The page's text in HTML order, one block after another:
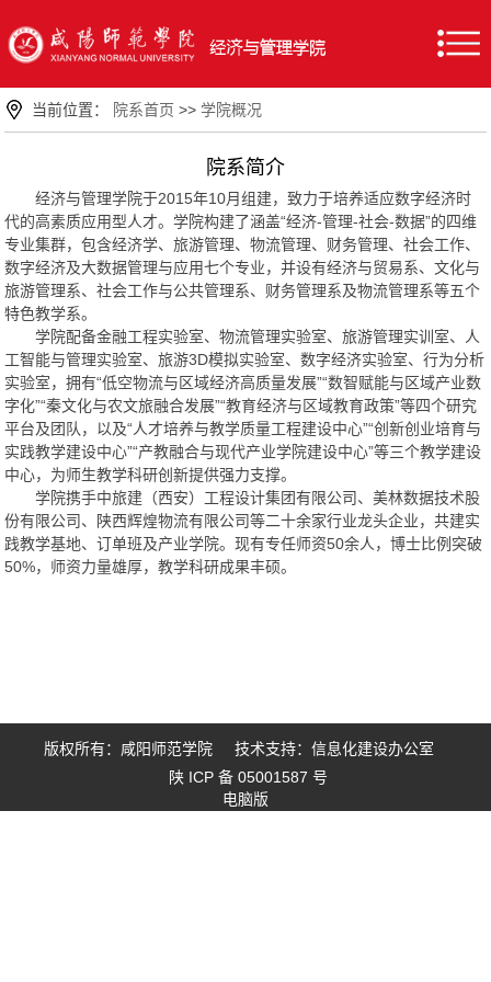
当前位置： 院系首页 >>学院概况
院系简介
经济与管理学院于2015年10月组建，致力于培养适应数字经济时
代的高素质应用型人才。学院构建了涵盖“经济-管理-社会-数据”的四维
专业集群，包含经济学、旅游管理、物流管理、财务管理、社会工作、
数字经济及大数据管理与应用七个专业，并设有经济与贸易系、文化与
旅游管理系、社会工作与公共管理系、财务管理系及物流管理系等五个
特色教学系。
学院配备金融工程实验室、物流管理实验室、旅游管理实训室、人
工智能与管理实验室、旅游3D模拟实验室、数字经济实验室、行为分析
实验室，拥有“低空物流与区域经济高质量发展”“数智赋能与区域产业数
字化”“秦文化与农文旅融合发展”“教育经济与区域教育政策”等四个研究
平台及团队，以及“人才培养与教学质量工程建设中心”“创新创业培育与
实践教学建设中心”“产教融合与现代产业学院建设中心”等三个教学建设
中心，为师生教学科研创新提供强力支撑。
学院携手中旅建（西安）工程设计集团有限公司、美林数据技术股
份有限公司、陕西辉煌物流有限公司等二十余家行业龙头企业，共建实
践教学基地、订单班及产业学院。现有专任师资50余人，博士比例突破
50%，师资力量雄厚，教学科研成果丰硕。
版权所有：咸阳师范学院 技术支持：信息化建设办公室
陕 ICP 备 05001587 号
电脑版